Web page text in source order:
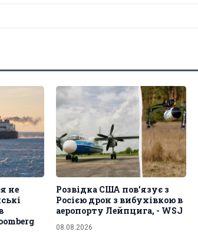
не
Розвідка США пов’язує з
Росією дрон з вибухівкою в
аеропорту Лейпцига, - WSJ
08.08.2026